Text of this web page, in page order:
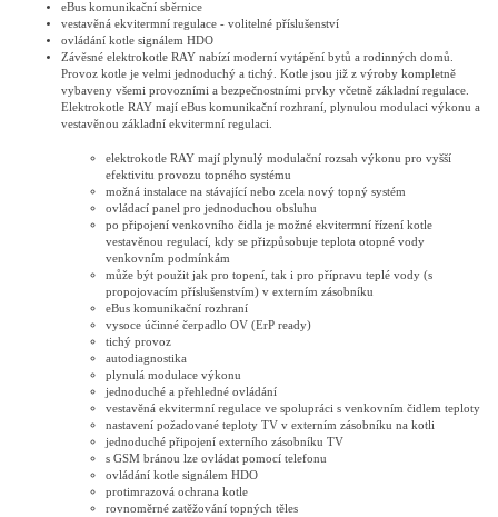
eBus komunikační sběrnice
vestavěná ekvitermní regulace - volitelné příslušenství
ovládání kotle signálem HDO
Závěsné elektrokotle RAY nabízí moderní vytápění bytů a rodinných domů.
Provoz kotle je velmi jednoduchý a tichý. Kotle jsou již z výroby kompletně
vybaveny všemi provozními a bezpečnostními prvky včetně základní regulace.
Elektrokotle RAY mají eBus komunikační rozhraní, plynulou modulaci výkonu a
vestavěnou základní ekvitermní regulaci.
elektrokotle RAY mají plynulý modulační rozsah výkonu pro vyšší
efektivitu provozu topného systému
možná instalace na stávající nebo zcela nový topný systém
ovládací panel pro jednoduchou obsluhu
po připojení venkovního čidla je možné ekvitermní řízení kotle
vestavěnou regulací, kdy se přizpůsobuje teplota otopné vody
venkovním podmínkám
může být použit jak pro topení, tak i pro přípravu teplé vody (s
propojovacím příslušenstvím) v externím zásobníku
eBus komunikační rozhraní
vysoce účinné čerpadlo OV (ErP ready)
tichý provoz
autodiagnostika
plynulá modulace výkonu
jednoduché a přehledné ovládání
vestavěná ekvitermní regulace ve spolupráci s venkovním čidlem teploty
nastavení požadované teploty TV v externím zásobníku na kotli
jednoduché připojení externího zásobníku TV
s GSM bránou lze ovládat pomocí telefonu
ovládání kotle signálem HDO
protimrazová ochrana kotle
rovnoměrné zatěžování topných těles